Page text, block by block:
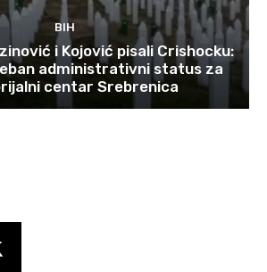
BIH
i Kojović pisali Crishocku:
administrativni status za
centar Srebrenica